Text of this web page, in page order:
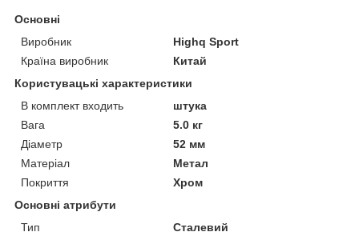
Основні
Виробник
Highq Sport
Країна виробник
Китай
Користувацькі характеристики
В комплект входить
штука
Вага
5.0 кг
Діаметр
52 мм
Матеріал
Метал
Покриття
Хром
Основні атрибути
Тип
Сталевий